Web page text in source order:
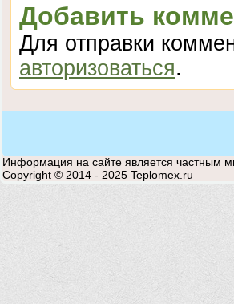
Добавить
Для отправки
авторизоваться.
Информация на сайте является частным
Copyright © 2014 - 2025 Teplomex.ru